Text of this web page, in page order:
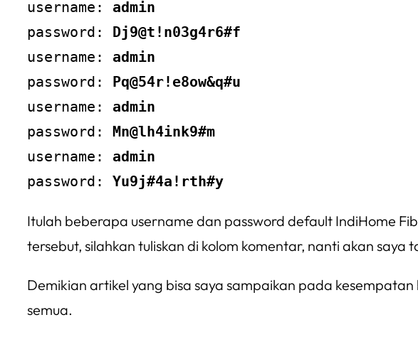
username: admin
password: Dj9@t!n03g4r6#f
username: admin
password: Pq@54r!e8ow&q#u
username: admin
password: Mn@lh4ink9#m
username: admin
password: Yu9j#4a!rth#y
Itulah beberapa username dan password default IndiHome
tersebut, silahkan tuliskan di kolom komentar, nanti akan saya
Demikian artikel yang bisa saya sampaikan pada
semua.